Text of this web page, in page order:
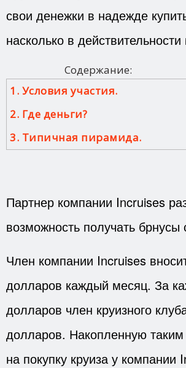
свои денежки в надежде
насколько в
Содержание:
1. Условия участия.
2. Где деньги?
3. Типичная пирамида.
Партнер компании Incruises
возможность получать
Член компании Incruises
долларов каждый месяц. За
долларов член круизного
долларов. Накопленную
на покупку круиза у компании